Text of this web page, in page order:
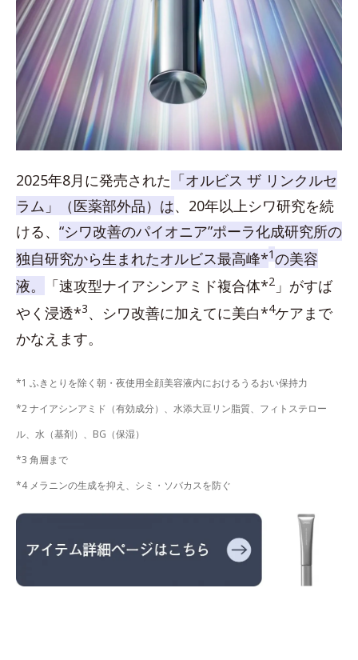
2025年8月に発売された 「オルビス ザ リンクルセ
ラム」（医薬部外品）は、20年以上シワ研究を続
ける、 “シワ改善のパイオニア”ポーラ化成研究所の
独自研究から生まれたオルビス最高峰*1の美容
液。
「速攻型ナイアシンアミド複合体*2 」がすば
やく浸透*3、シワ改善に加えてに美白*4ケアまで
かなえます。
*1 ふきとりを除く朝・夜使用全顔美容液内におけるうるおい保持力
*2 ナイアシンアミド（有効成分）、水添大豆リン脂質、フィトステロー
ル、水（基剤）、BG（保湿）
*3 角層まで
*4 メラニンの生成を抑え、シミ・ソバカスを防ぐ